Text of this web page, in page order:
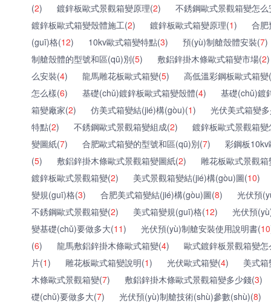
(2) 鍍鋅板歐式景觀箱變原理(2)
不銹鋼歐式景觀箱變怎
鍍鋅板歐式箱變殼體施工(2) 鍍鋅板歐式箱變原理(1)
合肥
(guī)格(12) 10kv歐式箱變特點(3) 預(yù)制艙殼體安裝(7)
制艙殼體的型號和區(qū)別(5) 敷鋁鋅掛木條歐式箱變市場(2)
么安裝(4) 龍馬雕花板歐式箱變(5)
高低溫彩鋼板歐式箱變(
怎么樣(6) 基礎(chǔ)鍍鋅板歐式箱變殼體(4)
基礎(chǔ)鍍
箱變廠家(2) 仿美式箱變結(jié)構(gòu)(1)
光伏美式箱變
特點(2) 不銹鋼歐式景觀箱變組成(2)
鍍鋅板歐式景觀箱
變圖紙(7) 合肥歐式箱變的型號和區(qū)別(7)
彩鋼板
(5) 敷鋁鋅掛木條歐式景觀箱變圖紙(2)
雕花板歐式景觀
鍍鋅板歐式景觀箱變(2) 美式景觀箱變結(jié)構(gòu)圖(10)
變規(guī)格(3) 合肥美式箱變結(jié)構(gòu)圖(8)
光伏預
不銹鋼歐式景觀箱變(2) 美式箱變規(guī)格(12)
光伏預
變基礎(chǔ)要做多大(11) 光伏預(yù)制艙安裝使用說明書(10
(6) 龍馬敷鋁鋅掛木條歐式箱變(4)
歐式鍍鋅板景觀箱變
片(1) 雕花板歐式箱變說明(1) 光伏歐式箱變(4)
美式
木條歐式景觀箱變(7) 敷鋁鋅掛木條歐式景觀箱變多少錢(3)
礎(chǔ)要做多大(7) 光伏預(yù)制艙技術(shù)參數(shù)(8)